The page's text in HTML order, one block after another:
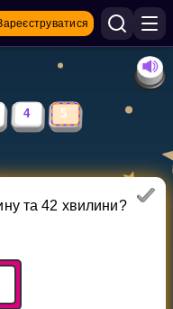
4 5
та 42 хвилини?